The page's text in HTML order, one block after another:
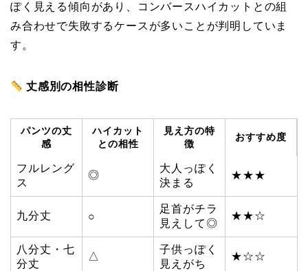
ぽく見える傾向があり、コンバースハイカットとの組
み合わせで失敗するケースが多いことが判明していま
す。
丈感別の相性診断
パンツの丈
感
ハイカット
との相性
見え方の特
徴
おすすめ度
フルレング
ス
◎
大人っぽく
決まる
★★★
九分丈 ○
足首がチラ
見えして◎
★★☆
八分丈・七
分丈
△
子供っぽく
見えがち
★☆☆